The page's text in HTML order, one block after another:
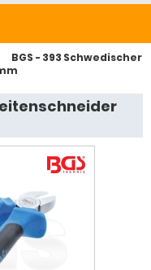
BGS - 393 Schwedischer